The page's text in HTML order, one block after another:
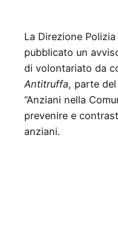
La Direzione
pubblicato un
di volontariato da
Antitruffa, parte
“Anziani nella
prevenire e
anziani.